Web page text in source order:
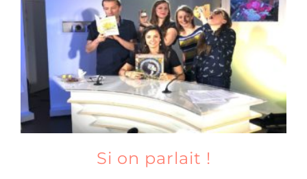
Produits sains
Click and collect
Traiteur
Si on parlait !